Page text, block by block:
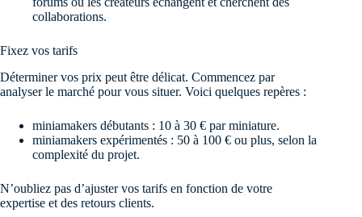
collaborations.
Fixez vos tarifs
Déterminer vos prix peut être délicat. Commencez par
analyser le marché pour vous situer. Voici quelques repères :
miniamakers débutants : 10 à 30 € par miniature.
miniamakers expérimentés : 50 à 100 € ou plus, selon la
complexité du projet.
N’oubliez pas d’ajuster vos tarifs en fonction de votre
expertise et des retours clients.